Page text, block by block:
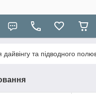
дайвінгу та підводного